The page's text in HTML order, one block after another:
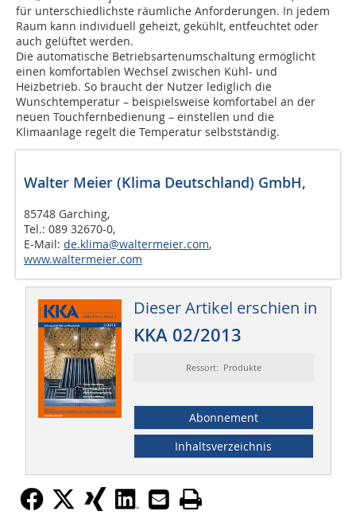
für unterschiedlichste räumliche Anforderungen. In jedem
Raum kann individuell geheizt, gekühlt, entfeuchtet oder
auch gelüftet werden.
Die automatische Betriebsartenumschaltung ermöglicht
einen komfortablen Wechsel zwischen Kühl- und
Heizbetrieb. So braucht der Nutzer lediglich die
Wunschtemperatur – beispielsweise komfortabel an der
neuen Touchfernbedienung – einstellen und die
Klimaanlage regelt die Temperatur selbstständig.
Walter Meier (Klima Deutschland) GmbH,
85748 Garching,
Tel.: 089 32670-0,
E-Mail: de.klima@waltermeier.com,
www.waltermeier.com
Dieser Artikel erschien in
KKA 02/2013
Ressort: Produkte
Abonnement
Inhaltsverzeichnis